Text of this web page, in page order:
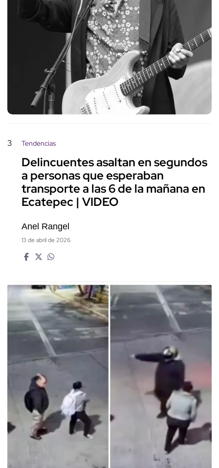
3 Tendencias
Delincuentes asaltan en segundos
a personas que esperaban
transporte a las 6 de la mañana en
Ecatepec | VIDEO
Anel Rangel
13 de abril de 2026